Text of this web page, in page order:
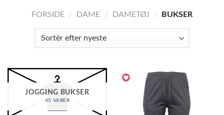
FORSIDE / DAME / DAMETØJ / BUKSER
JOGGING BUKSER
45 VARER